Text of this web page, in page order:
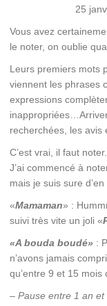
25
Vous avez
le noter, on oublie
Leurs premiers mots
viennent les phrases
expressions
recherchées, les avis
C’est vrai, il faut
J’ai commencé à
mais je suis sure
«Mamaman» :
suivi très vite un joli «
«A bouda boudé» :
n’avons jamais
qu’entre 9 et 15
– Pause entre 1 an et